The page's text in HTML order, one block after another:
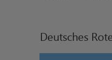
Deutsches